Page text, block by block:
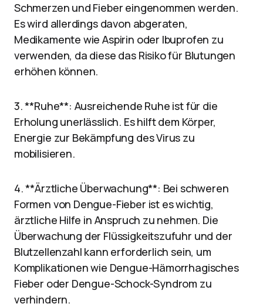
Schmerzen und Fieber eingenommen werden.
Es wird allerdings davon abgeraten,
Medikamente wie Aspirin oder Ibuprofen zu
verwenden, da diese das Risiko für Blutungen
erhöhen können.
3. **Ruhe**: Ausreichende Ruhe ist für die
Erholung unerlässlich. Es hilft dem Körper,
Energie zur Bekämpfung des Virus zu
mobilisieren.
4. **Ärztliche Überwachung**: Bei schweren
Formen von Dengue-Fieber ist es wichtig,
ärztliche Hilfe in Anspruch zu nehmen. Die
Überwachung der Flüssigkeitszufuhr und der
Blutzellenzahl kann erforderlich sein, um
Komplikationen wie Dengue-Hämorrhagisches
Fieber oder Dengue-Schock-Syndrom zu
verhindern.